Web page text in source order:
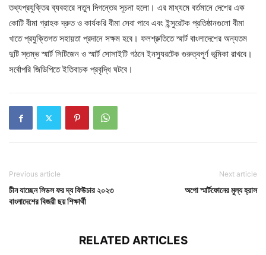
তথ্যপ্রযুক্তির ব্যবহারে নতুন দিগন্তের সূচনা হলো। এর মাধ্যমে বর্তমানে দেশের এক
কোটি বীমা গ্রাহক দ্রুত ও কার্যকরি বীমা সেবা পাবে এবং ইন্সুরেটক প্রতিষ্ঠানগুলো বীমা
খাতে প্রযুক্তিগত সহায়তা প্রদানে সক্ষম হবে। ফলশ্রুতিতে স্মার্ট বাংলাদেশের অন্যতম
দুটি স্তম্ভ স্মার্ট সিটিজেন ও স্মার্ট সোসাইটি গঠনে ইনস্যুরটেক গুরুত্বপূর্ণ ভূমিকা রাখবে।
সর্বোপরি জিডিপিতে ইতিবাচক প্রবৃদ্ধি ঘটবে।
Previous article
চীন যাচ্ছেন সিডস ফর দ্য ফিউচার ২০২৩
বাংলাদেশের বিজয়ী ছয় শিক্ষার্থী
Next article
অপো স্মার্টফোনের মুল্য হ্রাস
RELATED ARTICLES